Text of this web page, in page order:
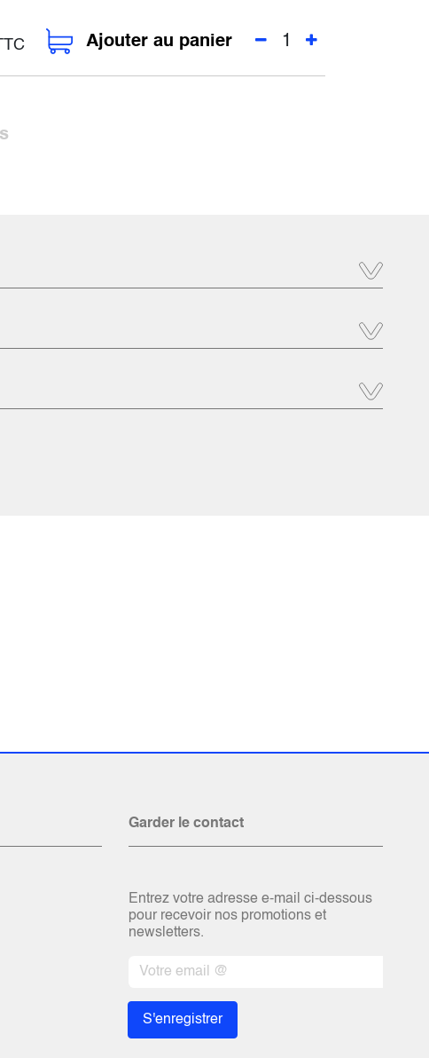
Ajouter au panier
Garder le contact
Entrez votre adresse e-mail ci-dessous
pour recevoir nos promotions et
newsletters.
S'enregistrer